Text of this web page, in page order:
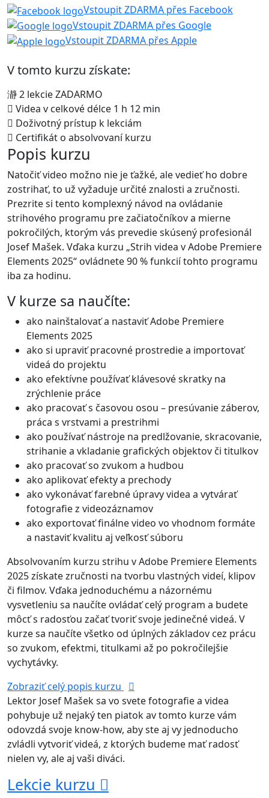
Vstoupit ZDARMA přes Facebook
Vstoupit ZDARMA přes Google
Vstoupit ZDARMA přes Apple
V tomto kurzu získate:
2 lekcie ZADARMO
Videa v celkové délce 1 h 12 min
Doživotný prístup k lekciám
Certifikát o absolvovaní kurzu
Popis kurzu
Natočiť video možno nie je ťažké, ale vedieť ho dobre
zostrihať, to už vyžaduje určité znalosti a zručnosti.
Prezrite si tento komplexný návod na ovládanie
strihového programu pre začiatočníkov a mierne
pokročilých, ktorým vás prevedie skúsený profesionál
Josef Mašek. Vďaka kurzu „Strih videa v Adobe Premiere
Elements 2025“ ovládnete 90 % funkcií tohto programu
iba za hodinu.
V kurze sa naučíte:
ako nainštalovať a nastaviť Adobe Premiere
Elements 2025
ako si upraviť pracovné prostredie a importovať
videá do projektu
ako efektívne používať klávesové skratky na
zrýchlenie práce
ako pracovať s časovou osou – presúvanie záberov,
práca s vrstvami a prestrihmi
ako používať nástroje na predlžovanie, skracovanie,
strihanie a vkladanie grafických objektov či titulkov
ako pracovať so zvukom a hudbou
ako aplikovať efekty a prechody
ako vykonávať farebné úpravy videa a vytvárať
fotografie z videozáznamov
ako exportovať finálne video vo vhodnom formáte
a nastaviť kvalitu aj veľkosť súboru
Absolvovaním kurzu strihu v Adobe Premiere Elements
2025 získate zručnosti na tvorbu vlastných videí, klipov
či filmov. Vďaka jednoduchému a názornému
vysvetleniu sa naučíte ovládať celý program a budete
môcť s radosťou začať tvoriť svoje jedinečné videá. V
kurze sa naučíte všetko od úplných základov cez prácu
so zvukom, efektmi, titulkami až po pokročilejšie
vychytávky.
Zobraziť celý popis kurzu
Lektor Josef Mašek sa vo svete fotografie a videa
pohybuje už nejaký ten piatok av tomto kurze vám
odovzdá svoje know-how, aby ste aj vy jednoducho
zvládli vytvoriť videá, z ktorých budeme mať radosť
nielen vy, ale aj vaši diváci.
Lekcie kurzu